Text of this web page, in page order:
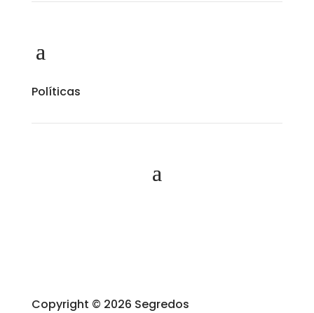
Políticas
Copyright © 2026 Segredos